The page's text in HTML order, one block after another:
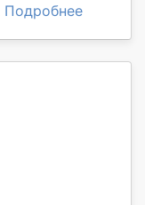
Подробнее